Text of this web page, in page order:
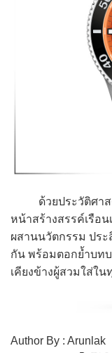
ด้วยประวัติศาสต
หน้าสร้างสรรค์เรือ
ผสานนวัตกรรม ปร
กัน พร้อมตอกย้ำบทบ
เคียงข้างผู้สวมใส่ใ
Author By : Arunlak